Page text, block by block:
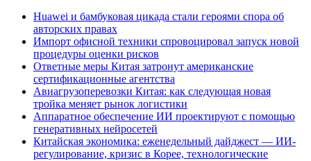
Huawei и бамбуковая цикада стали героями спора об
авторских правах
Импорт офисной техники спровоцировал запуск новой
процедуры оценки рисков
Ответные меры Китая затронут американские
сертификационные агентства
Авиагрузоперевозки Китая: как следующая новая
тройка меняет рынок логистики
Аппаратное обеспечение ИИ проектируют с помощью
генеративных нейросетей
Китайская экономика: еженедельный дайджест — ИИ-
регулирование, кризис в Корее, технологические